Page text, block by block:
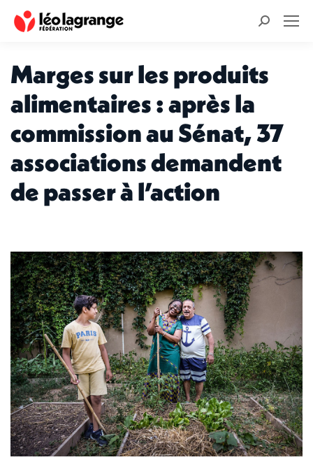
Recherche
Marges sur les produits
alimentaires : après la
commission au Sénat, 37
associations demandent
de passer à l’action